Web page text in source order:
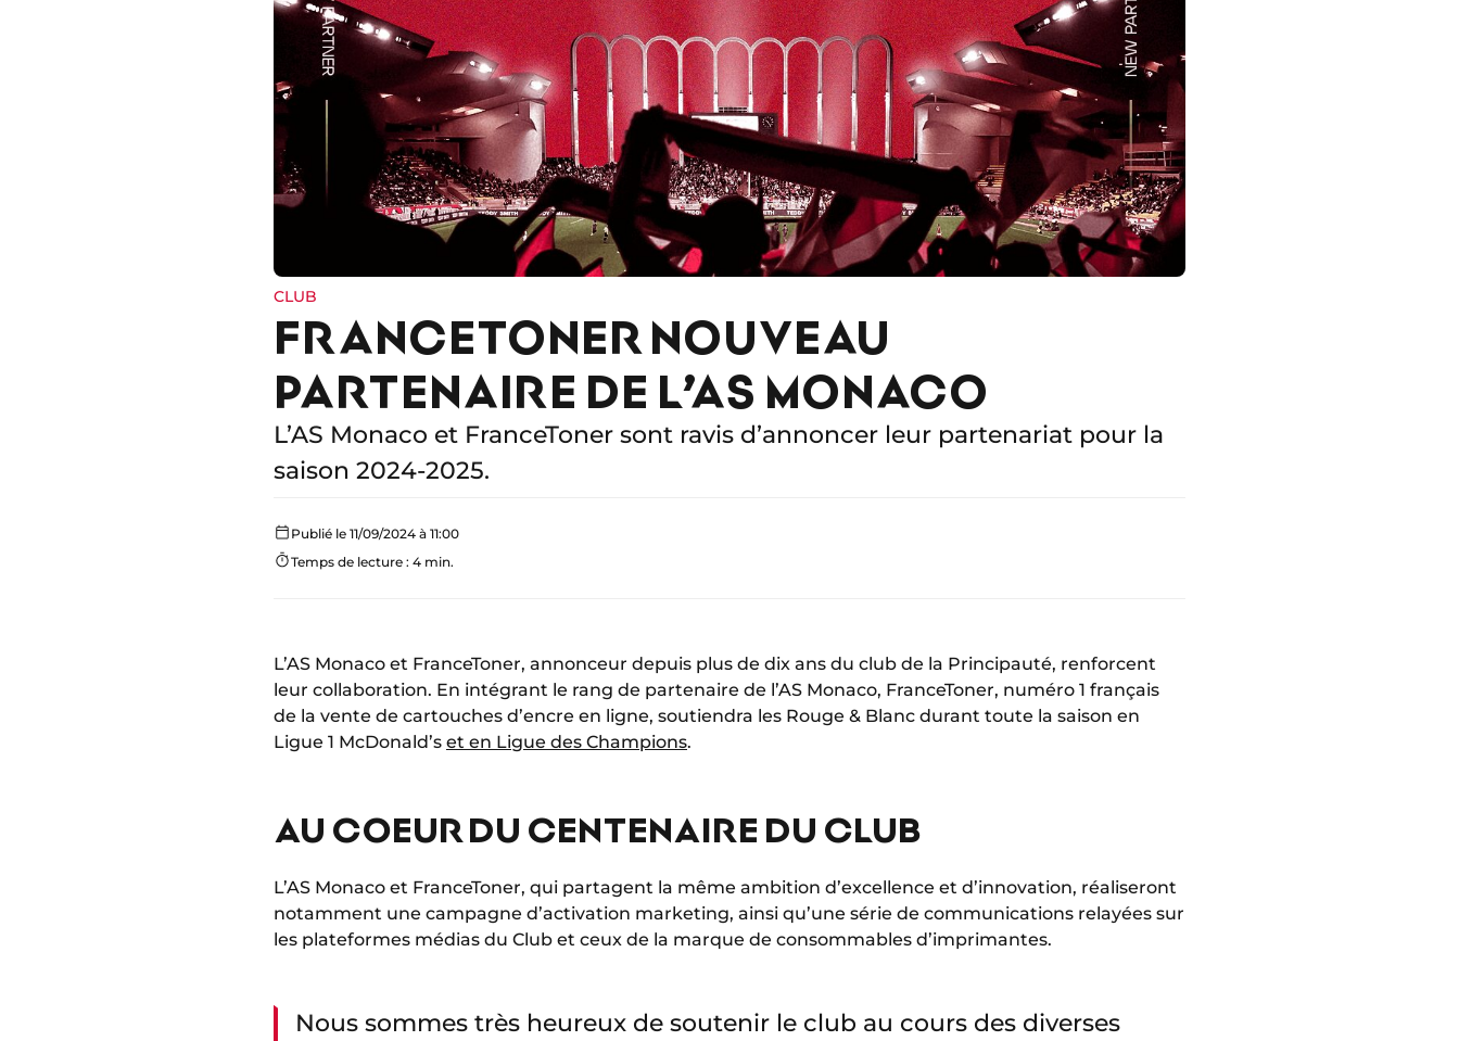
CLUB
FRANCETONER NOUVEAU
PARTENAIRE DE L’AS MONACO
L’AS Monaco et FranceToner sont ravis d’annoncer leur partenariat pour la
saison 2024-2025.
Publié le 11/09/2024 à 11:00
Temps de lecture : 4 min.
L’AS Monaco et FranceToner, annonceur depuis plus de dix ans du club de la Principauté, renforcent
leur collaboration. En intégrant le rang de partenaire de l’AS Monaco, FranceToner, numéro 1 français
de la vente de cartouches d’encre en ligne, soutiendra les Rouge & Blanc durant toute la saison en
Ligue 1 McDonald’s et en Ligue des Champions.
AU COEUR DU CENTENAIRE DU CLUB
L’AS Monaco et FranceToner, qui partagent la même ambition d’excellence et d’innovation, réaliseront
notamment une campagne d’activation marketing, ainsi qu’une série de communications relayées sur
les plateformes médias du Club et ceux de la marque de consommables d’imprimantes.
Nous sommes très heureux de soutenir le club au cours des diverses